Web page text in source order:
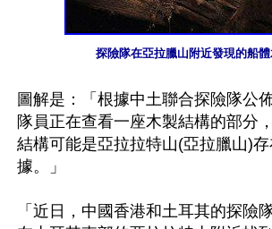
探險隊在亞拉臘山附近發現的船體
圖解是：「根據中土聯合探險隊公
隊員正在查看一座木製結構的部分
結構可能是亞拉拉特山(亞拉臘山)
據。」
「近日，中國香港和土耳其的探險